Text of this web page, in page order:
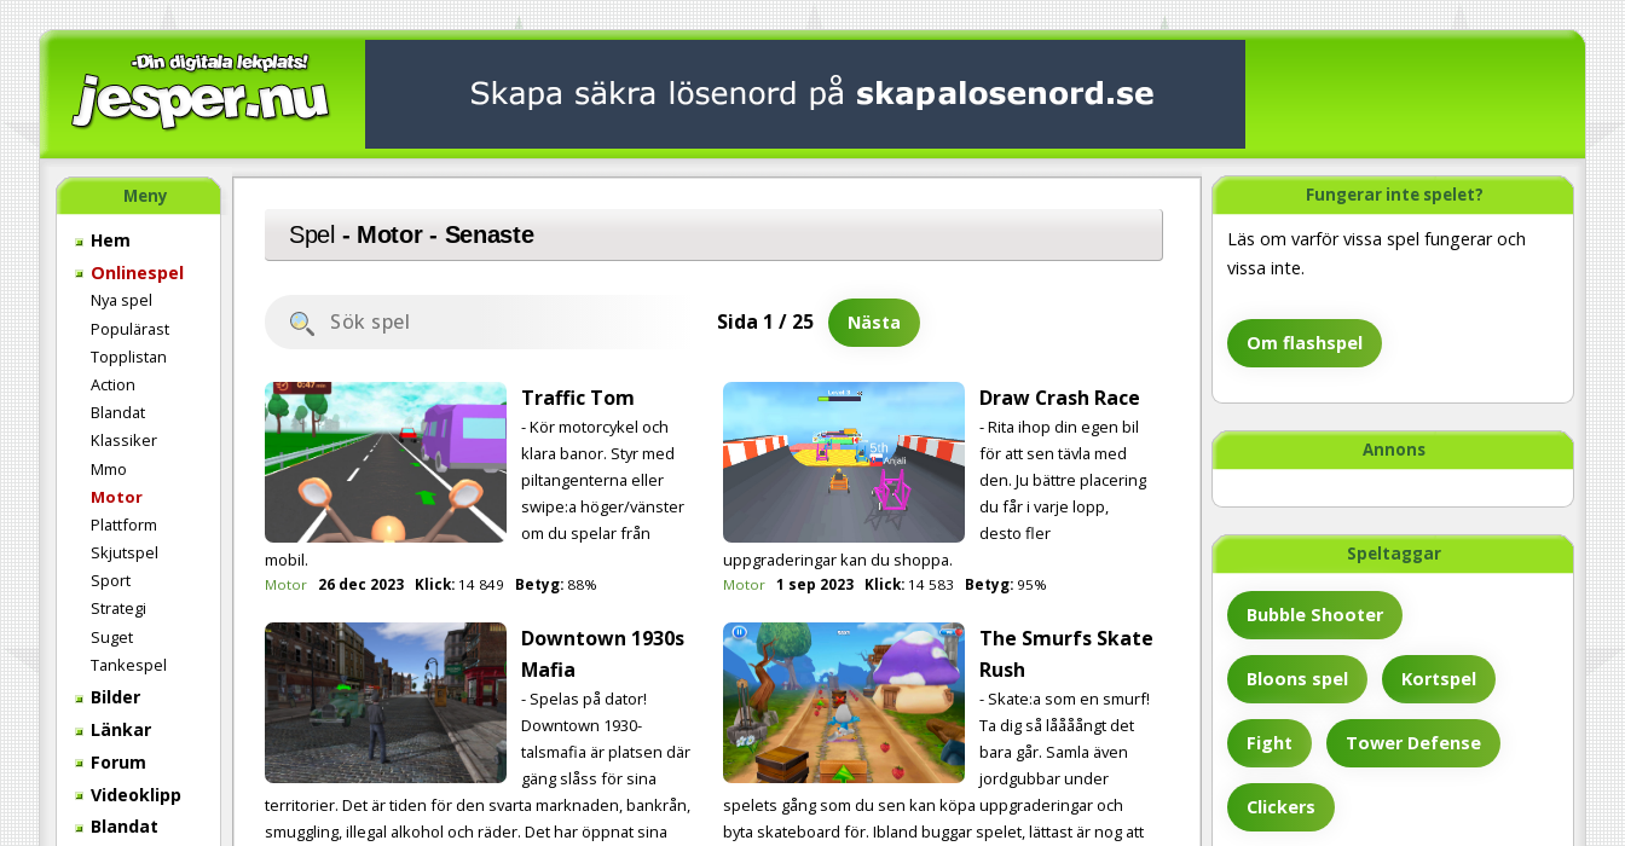
Meny
Hem
Onlinespel
Nya spel
Populärast
Topplistan
Action
Blandat
Klassiker
Mmo
Motor
Plattform
Skjutspel
Sport
Strategi
Suget
Tankespel
Bilder
Länkar
Forum
Videoklipp
Blandat
Fungerar inte spelet?
Läs om varför vissa spel fungerar och
vissa inte.
Om flashspel
Annons
Speltaggar
Bubble Shooter
Bloons spel Kortspel
Fight Tower Defense
Clickers
Spel - Motor - Senaste
Sida 1 / 25 Nästa
Traffic Tom
- Kör motorcykel och
klara banor. Styr med
piltangenterna eller
swipe:a höger/vänster
om du spelar från
mobil.
Motor 26 dec 2023 Klick: 14 849 Betyg: 88%
Draw Crash Race
- Rita ihop din egen bil
för att sen tävla med
den. Ju bättre placering
du får i varje lopp,
desto fler
uppgraderingar kan du shoppa.
Motor 1 sep 2023 Klick:14 583 Betyg: 95%
Downtown 1930s
Mafia
- Spelas på dator!
Downtown 1930-
talsmafia är platsen där
gäng slåss för sina
territorier. Det är tiden för den svarta marknaden, bankrån,
smuggling, illegal alkohol och räder. Det har öppnat sina
The Smurfs Skate
Rush
- Skate:a som en smurf!
Ta dig så låååångt det
bara går. Samla även
jordgubbar under
spelets gång som du sen kan köpa uppgraderingar och
byta skateboard för. Ibland buggar spelet, lättast är nog att